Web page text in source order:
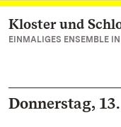
Zum Hauptinhalt
Kloster und
EINMALIGES ENSEMBLE
Donnerstag,